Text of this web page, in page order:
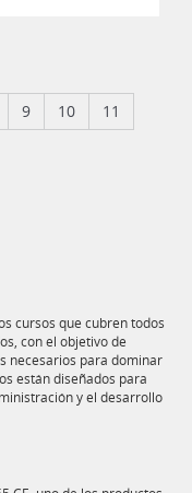
9 10
11
cursos que cubren todos
con el objetivo de
necesarios para dominar
están diseñados para
y el desarrollo